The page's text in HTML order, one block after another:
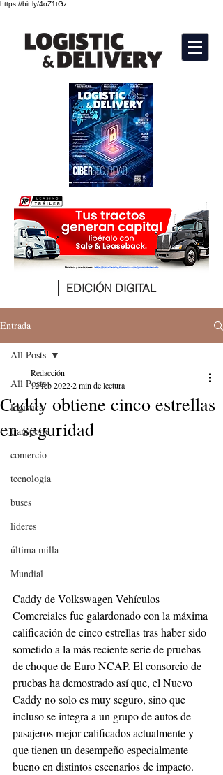
https://bit.ly/4oZ1tGz
EDICIÓN DIGITAL
Entrada
All Posts
logistica
transporte
comercio
tecnologia
buses
lideres
última milla
Mundial
All Posts
Caddy obtiene cinco estrellas
en seguridad
Redacción
12 feb 20222 min de lectura
Caddy de Volkswagen Vehículos
Comerciales fue galardonado con la máxima
calificación de cinco estrellas tras haber sido
sometido a la más reciente serie de pruebas
de choque de Euro NCAP. El consorcio de
pruebas ha demostrado así que, el Nuevo
Caddy no solo es muy seguro, sino que
incluso se integra a un grupo de autos de
pasajeros mejor calificados actualmente y
que tienen un desempeño especialmente
bueno en distintos escenarios de impacto.